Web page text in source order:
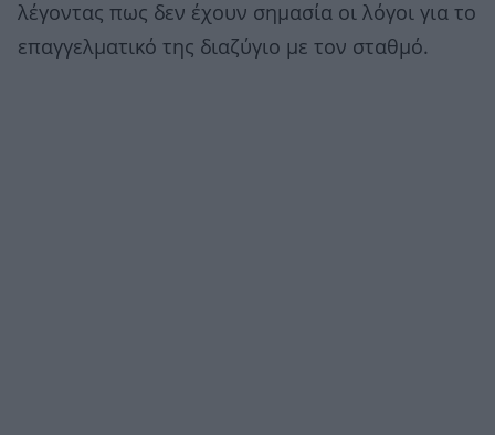
λέγοντας πως δεν έχουν σημασία οι λόγοι για το
επαγγελματικό της διαζύγιο με τον σταθμό.